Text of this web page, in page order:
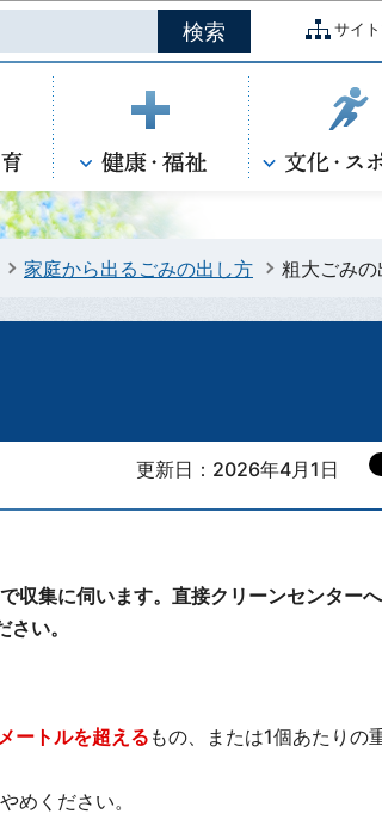
このページの本文へ移動
サイ
家庭から出るごみの出し方 粗大ごみ
更新日：2026年4月1日
収集に伺います。直接クリーンセンター
い。
ートルを超える もの、または1個あたりの
めください。